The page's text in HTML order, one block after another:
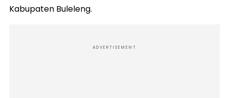
Kabupaten Buleleng.
ADVERTISEMENT